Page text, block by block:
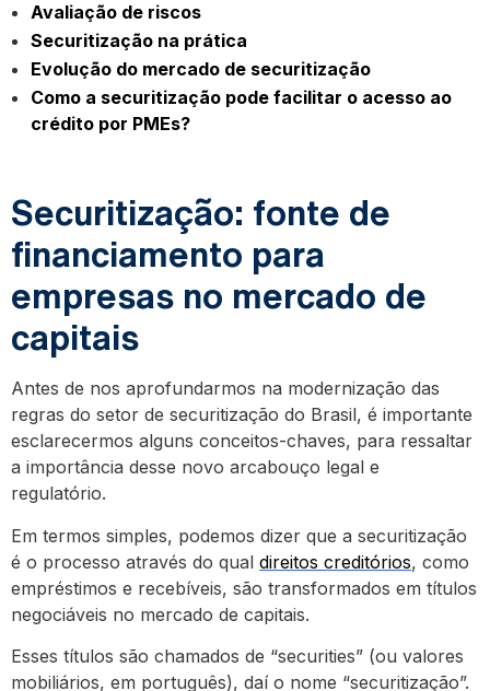
Avaliação de riscos
Securitização na prática
Evolução do mercado de securitização
Como a securitização pode facilitar o acesso ao
crédito por PMEs?
Securitização: fonte de
financiamento para
empresas no mercado de
capitais
Antes de nos aprofundarmos na modernização das
regras do setor de securitização do Brasil, é importante
esclarecermos alguns conceitos-chaves, para ressaltar
a importância desse novo arcabouço legal e
regulatório.
Em termos simples, podemos dizer que a securitização
é o processo através do qual direitos creditórios, como
empréstimos e recebíveis, são transformados em títulos
negociáveis no mercado de capitais.
Esses títulos são chamados de “securities” (ou valores
mobiliários, em português), daí o nome “securitização”.